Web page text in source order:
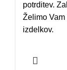
potrditev.
Želimo
izdelkov.